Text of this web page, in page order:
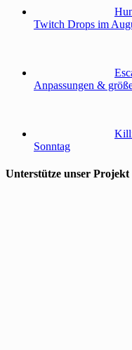
Twitch Drops im
Anpassungen &
Sonntag
Unterstütze unser Projekt